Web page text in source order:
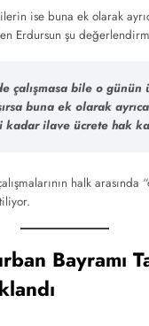
ise buna ek olarak
Erdursun şu
çalışmasa bile o günün
buna ek olarak ayrıca
ilave ücrete hak
halk arasında
Bayramı